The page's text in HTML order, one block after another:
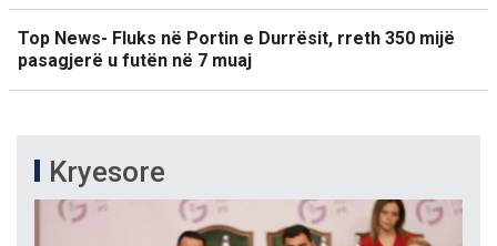
Top News- Fluks në Portin e Durrësit, rreth 350 mijë
pasagjerë u futën në 7 muaj
Kryesore